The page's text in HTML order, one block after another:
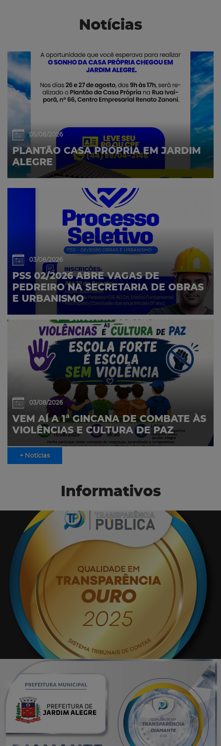
Notícias
05/08/2026
PLANTÃO CASA PRÓPRIA EM JARDIM
ALEGRE
03/08/2026
PSS 02/2026 ABRE VAGAS DE
PEDREIRO NA SECRETARIA DE OBRAS
E URBANISMO
03/08/2026
VEM AÍ A 1ª GINCANA DE COMBATE ÀS
VIOLÊNCIAS E CULTURA DE PAZ
+ Notícias
Informativos